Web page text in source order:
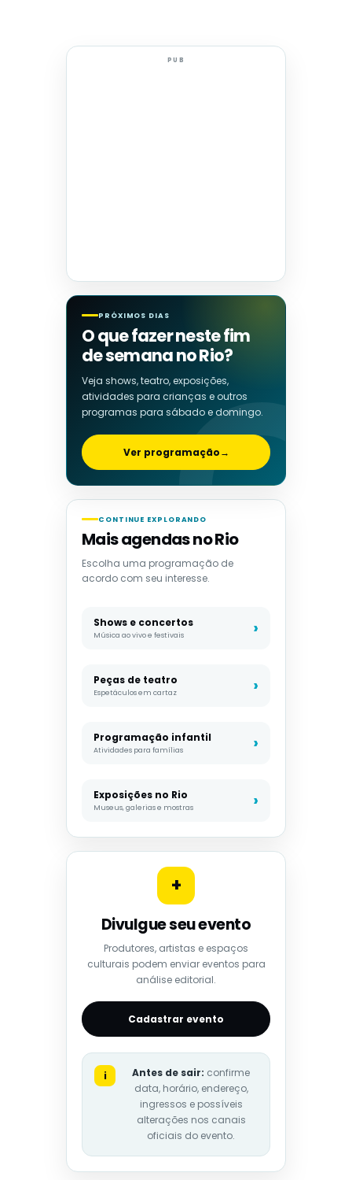
PUB
PRÓXIMOS DIAS
O que fazer neste fim
de semana no Rio?
Veja shows, teatro, exposições,
atividades para crianças e outros
programas para sábado e domingo.
Ver programação→
CONTINUE EXPLORANDO
Mais agendas no Rio
Escolha uma programação de
acordo com seu interesse.
Shows e concertos
Música ao vivo e festivais
Peças de teatro
Espetáculos em cartaz
Programação infantil
Atividades para famílias
Exposições no Rio
Museus, galerias e mostras
+
Divulgue seu evento
Produtores, artistas e espaços
culturais podem enviar eventos para
análise editorial.
Cadastrar evento
i Antes de sair: confirme
data, horário, endereço,
ingressos e possíveis
alterações nos canais
oficiais do evento.